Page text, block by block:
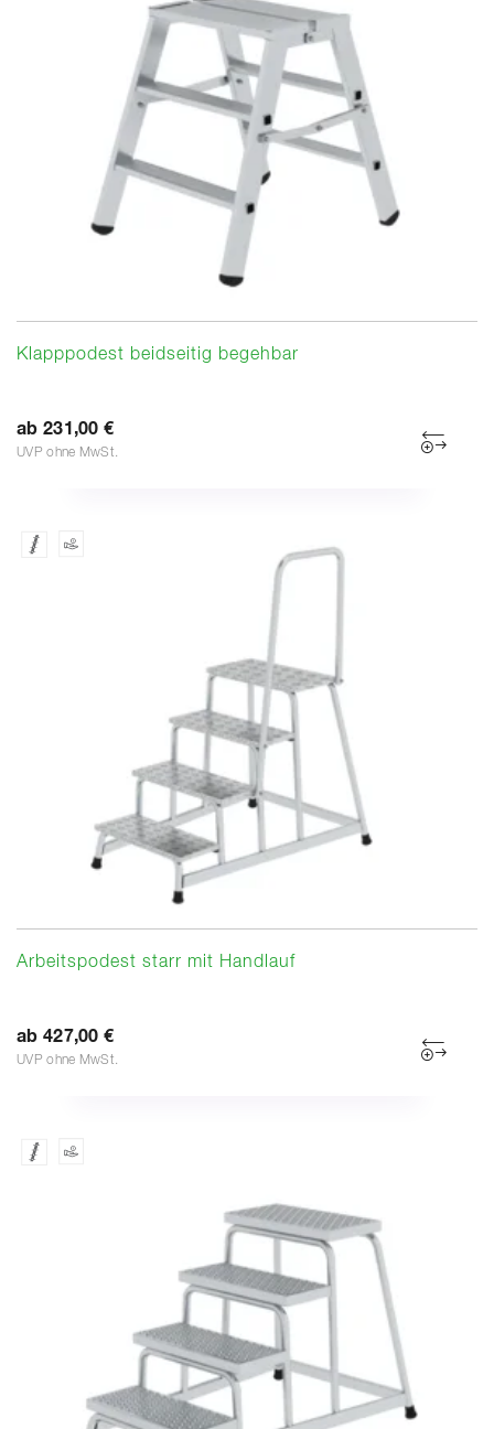
Klapppodest beidseitig begehbar
ab 231,00 €
UVP ohne MwSt.
Arbeitspodest starr mit Handlauf
ab 427,00 €
UVP ohne MwSt.